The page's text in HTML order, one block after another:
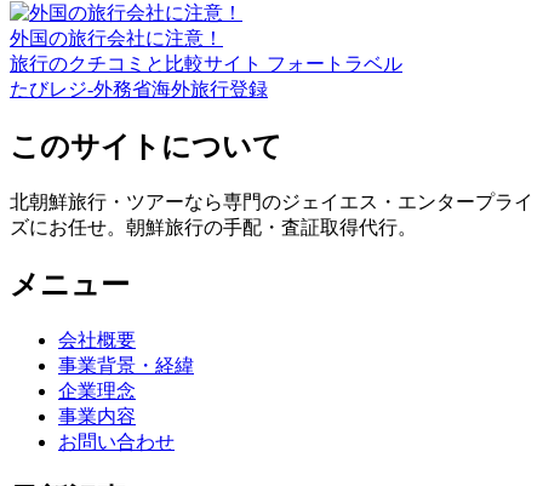
外国の旅行会社に注意！
旅行のクチコミと比較サイト フォートラベル
たびレジ-外務省海外旅行登録
このサイトについて
北朝鮮旅行・ツアーなら専門のジェイエス・エンタープライ
ズにお任せ。朝鮮旅行の手配・査証取得代行。
メニュー
会社概要
事業背景・経緯
企業理念
事業内容
お問い合わせ